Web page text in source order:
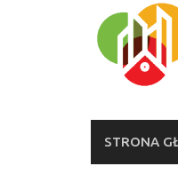
STRONA